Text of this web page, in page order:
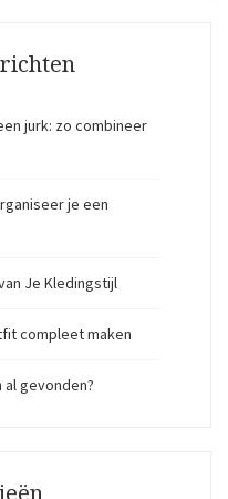
jurk: zo combineer
je een
Je Kledingstijl
compleet maken
gevonden?